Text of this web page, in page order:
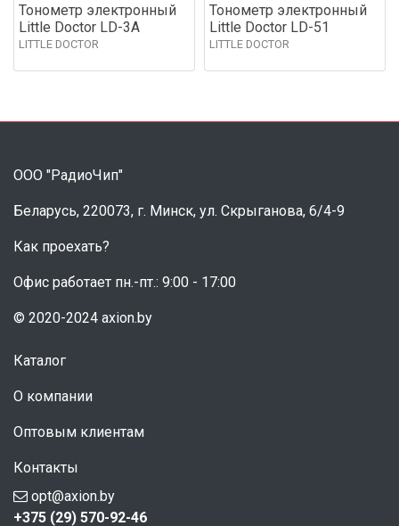
Тонометр электронный
Little Doctor LD-3A
LITTLE DOCTOR
Тонометр электронный
Little Doctor LD-51
LITTLE DOCTOR
ООО "РадиоЧип"
Беларусь, 220073, г. Минск, ул. Скрыганова, 6/4-9
Как проехать?
Офис работает пн.-пт.: 9:00 - 17:00
© 2020-2024 axion.by
Каталог
О компании
Оптовым клиентам
Контакты
opt@axion.by
+375 (29) 570-92-46